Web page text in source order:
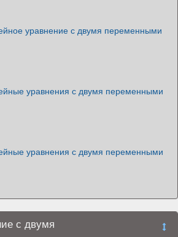
уравнение с двумя переменными
уравнения с двумя переменными
уравнения с двумя переменными
с двумя